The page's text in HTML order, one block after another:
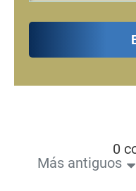
0
Más antiguos